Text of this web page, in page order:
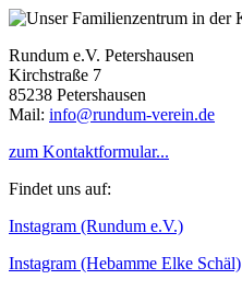
Rundum e.V. Petershausen
Kirchstraße 7
85238 Petershausen
Mail: info@rundum-verein.de
zum Kontaktformular...
Findet uns auf:
Instagram (Rundum e.V.)
Instagram (Hebamme Elke Schäl)